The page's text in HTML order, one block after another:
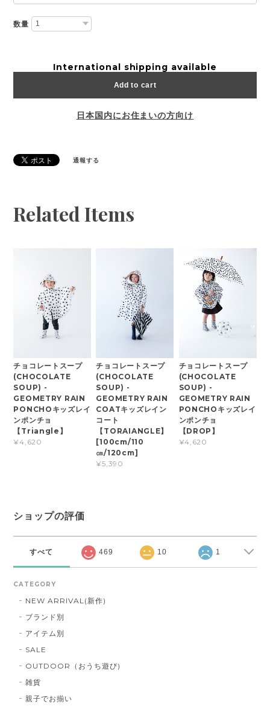
数量
International shipping available
Add to cart
日本国内にお住まいの方向け
通報する
Related Items
チョコレートスープ
(CHOCOLATE
SOUP) -
GEOMETRY RAIN
PONCHOキッズレイ
ンポンチョ
【Triangle】
¥4,620
チョコレートスープ
(CHOCOLATE
SOUP) -
GEOMETRY RAIN
COATキッズレイン
コート
【TORAIANGLE】
[100cm/110
㎝/120cm]
¥5,390
チョコレートスープ
(CHOCOLATE
SOUP) -
GEOMETRY RAIN
PONCHOキッズレイ
ンポンチョ
【DROP】
¥4,620
ショップの評価
すべて 469 10 1
CATEGORY
NEW ARRIVAL(新作)
ブランド別
アイテム別
SALE
OUTDOOR（おうち遊び)
雑貨
親子でお揃い